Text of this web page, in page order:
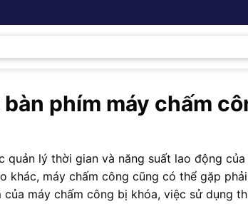
phím máy chấm
lý thời gian và năng suất lao động của
khác, máy chấm công cũng có thể gặp
máy chấm công bị khóa, việc sử dụng